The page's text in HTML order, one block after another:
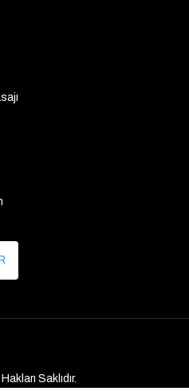
Saklıdır.